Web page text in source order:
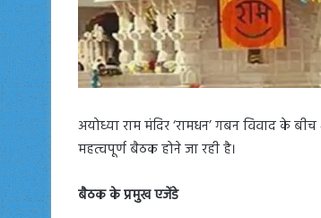
अयोध्या राम मंदिर ‘रामधन’ गबन विवाद के
महत्वपूर्ण बैठक होने जा रही है।
बैठक के प्रमुख एजेंडे